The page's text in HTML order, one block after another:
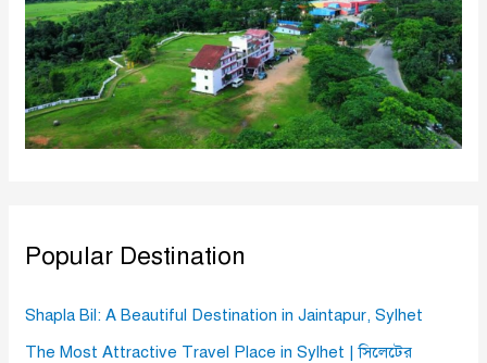
Popular Destination
Shapla Bil: A Beautiful Destination in Jaintapur, Sylhet
The Most Attractive Travel Place in Sylhet | সিলেটের